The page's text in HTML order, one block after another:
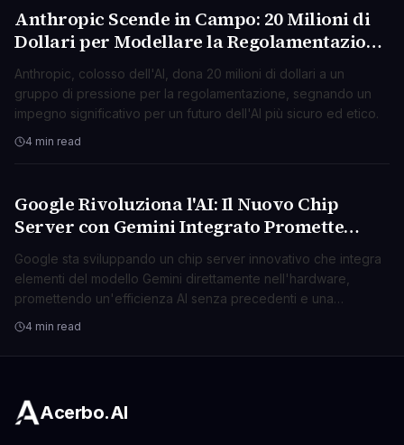
AI & ML
Anthropic Scende in Campo: 20 Milioni di
Dollari per Modellare la Regolamentazione
dell'AI
Anthropic, colosso dell'AI, dona 20 milioni di dollari a un
gruppo di pressione per la regolamentazione, segnando un
impegno significativo per un futuro dell'AI più sicuro ed etico.
4 min read
AI & ML
Google Rivoluziona l'AI: Il Nuovo Chip
Server con Gemini Integrato Promette
Efficienza Mai Vista
Google sta sviluppando un chip server innovativo che integra
elementi del modello Gemini direttamente nell'hardware,
promettendo un'efficienza AI senza precedenti e una
maggiore autonomia.
4 min read
Acerbo.AI